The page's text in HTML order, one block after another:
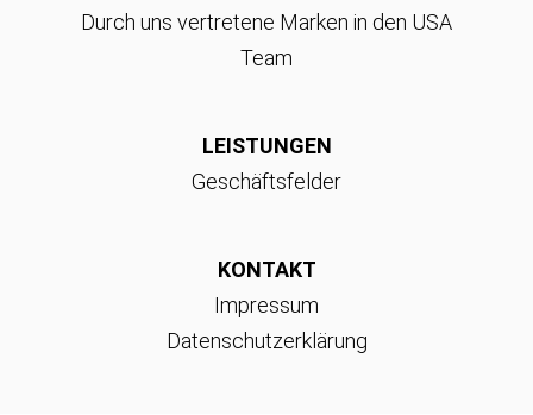
Durch uns vertretene Marken in den USA
Team
LEISTUNGEN
Geschäftsfelder
KONTAKT
Impressum
Datenschutzerklärung